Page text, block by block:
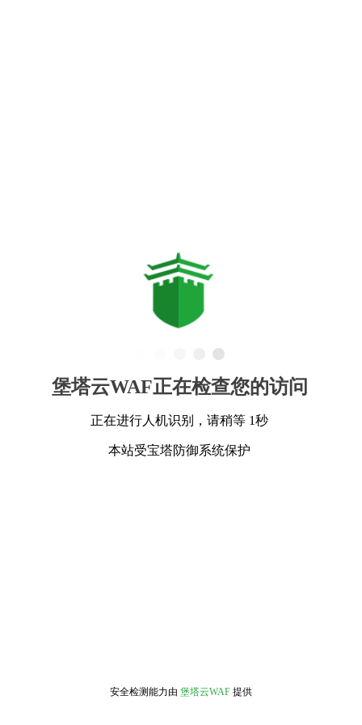
堡塔云WAF正在检查您的访问
正在进行人机识别，请稍等 1秒
本站受宝塔防御系统保护
安全检测能力由 堡塔云WAF 提供